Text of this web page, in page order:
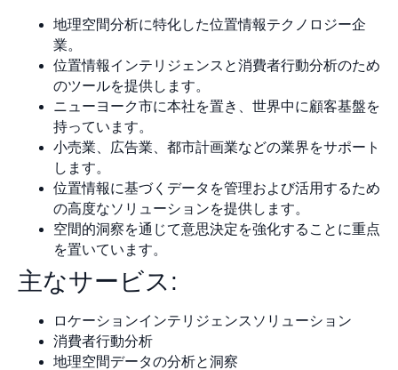
地理空間分析に特化した位置情報テクノロジー企
業。
位置情報インテリジェンスと消費者行動分析のため
のツールを提供します。
ニューヨーク市に本社を置き、世界中に顧客基盤を
持っています。
小売業、広告業、都市計画業などの業界をサポート
します。
位置情報に基づくデータを管理および活用するため
の高度なソリューションを提供します。
空間的洞察を通じて意思決定を強化することに重点
を置いています。
主なサービス:
ロケーションインテリジェンスソリューション
消費者行動分析
地理空間データの分析と洞察